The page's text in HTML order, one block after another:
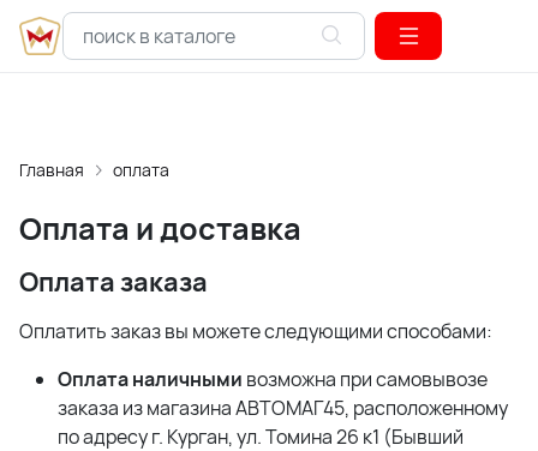
Главная оплата
Оплата и доставка
Оплата заказа
Оплатить заказ вы можете следующими способами:
Оплата наличными возможна при самовывозе
заказа из магазина АВТОМАГ45, расположенному
по адресу г. Курган, ул. Томина 26 к1 (Бывший